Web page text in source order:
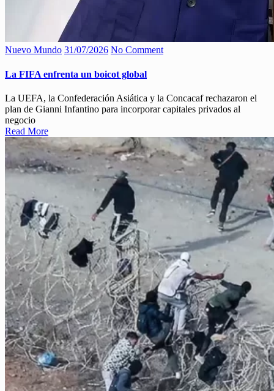
Nuevo Mundo 31/07/2026 No Comment
La FIFA enfrenta un boicot global
La UEFA, la Confederación Asiática y la Concacaf rechazaron el
plan de Gianni Infantino para incorporar capitales privados al
negocio
Read More